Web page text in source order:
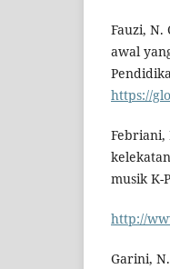
Fauzi, N.
awal
https://
Febriani,
musik K-
http://
Garini,